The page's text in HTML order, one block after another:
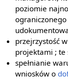
poziomie
przejrzystość
projektami ; te
spełnianie
wniosków o